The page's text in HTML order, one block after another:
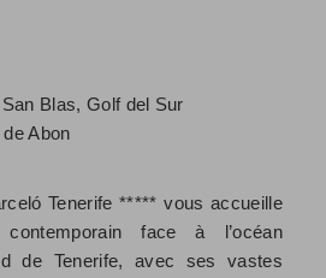
Blas, Golf del Sur
Abon
Tenerife ***** vous accueille
face à l’océan
de Tenerife, avec ses vastes